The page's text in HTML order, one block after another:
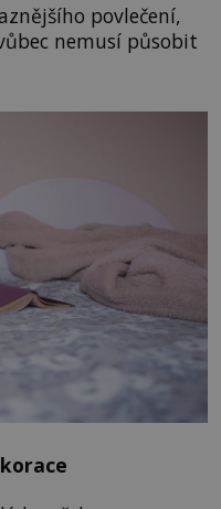
povlečení,
nemusí působit